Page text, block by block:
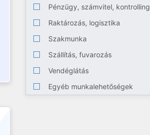
Pénzügy, számvitel, kontrolling
Raktározás, logisztika
Szakmunka
Szállítás, fuvarozás
Vendéglátás
Egyéb munkalehetőségek